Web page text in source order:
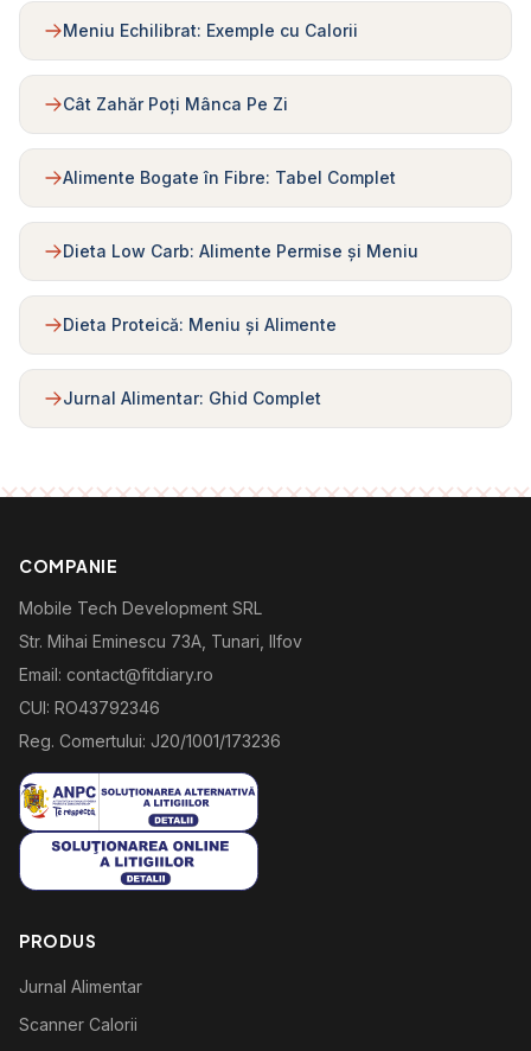
Meniu Echilibrat: Exemple cu Calorii
Cât Zahăr Poți Mânca Pe Zi
Alimente Bogate în Fibre: Tabel Complet
Dieta Low Carb: Alimente Permise și Meniu
Dieta Proteică: Meniu și Alimente
Jurnal Alimentar: Ghid Complet
COMPANIE
Mobile Tech Development SRL
Str. Mihai Eminescu 73A, Tunari, Ilfov
Email: contact@fitdiary.ro
CUI: RO43792346
Reg. Comertului: J20/1001/173236
PRODUS
Jurnal Alimentar
Scanner Calorii